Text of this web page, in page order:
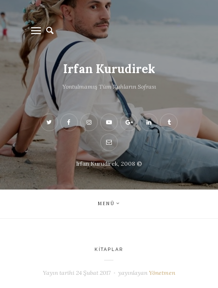
Irfan Kurudirek
Yontulmamış Tüm Ruhların Sofrası
Irfan Kurudirek, 2008 ©
MENÜ
KITAPLAR
Yayın tarihi 24 Şubat 2017 yayınlayanYönetmen